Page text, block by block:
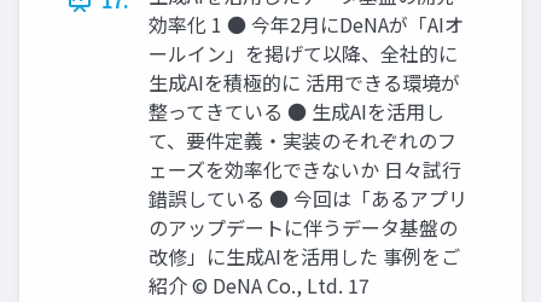
効率化 1 ● 今年2月にDeNAが「AIオ
ールイン」を掲げて以降、全社的に
生成AIを積極的に 活用できる環境が
整ってきている ● 生成AIを活用し
て、要件定義・実装のそれぞれのフ
ェーズを効率化できないか 日々試行
錯誤している ● 今回は「あるアプリ
のアップデートに伴うデータ基盤の
改修」に生成AIを活用した 事例をご
紹介 © DeNA Co., Ltd. 17